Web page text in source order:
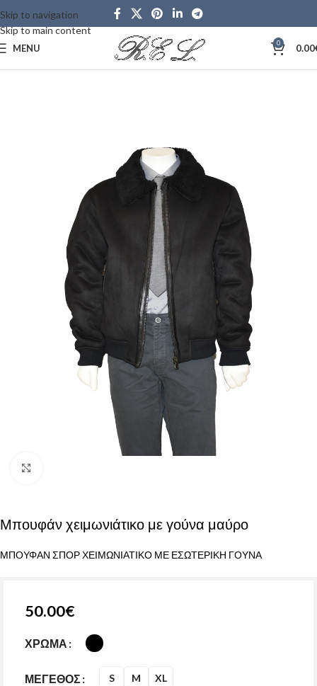
Skip to navigation
Skip to main content
MENU 0 0.00
ΠΑΝΩΦΟΡΙΑ ΜΠΟΥΦΑΝ
Μπουφάν χειμωνιάτικο με γούνα μαύρο
ΜΠΟΥΦΑΝ ΣΠΟΡ ΧΕΙΜΩΝΙΑΤΙΚΟ ΜΕ ΕΣΩΤΕΡΙΚΗ ΓΟΥΝΑ
50.00€
ΧΡΩΜΑ
ΜΕΓΕΘΟΣ S M XL